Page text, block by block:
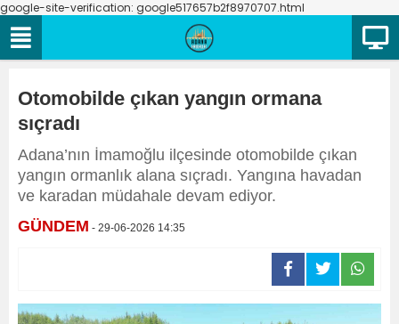
google-site-verification: google517657b2f8970707.html
Otomobilde çıkan yangın ormana
sıçradı
Adana’nın İmamoğlu ilçesinde otomobilde çıkan
yangın ormanlık alana sıçradı. Yangına havadan
ve karadan müdahale devam ediyor.
GÜNDEM - 29-06-2026 14:35